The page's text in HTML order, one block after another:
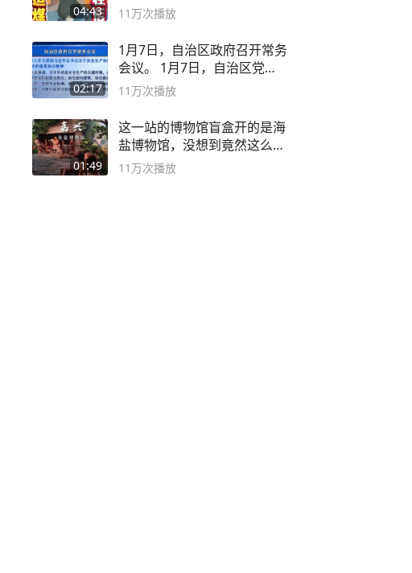
04:43 无路可走
11万次播放
02:17
1月7日，自治区政府召开常务
会议。 1月7日，自治区党委
副书记
11万次播放
01:49
这一站的博物馆盲盒开的是海
盐博物馆，没想到竟然这么好
逛！
11万次播放